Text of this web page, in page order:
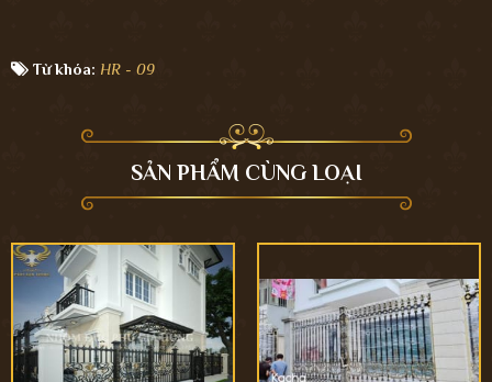
Từ khóa: HR - 09
SẢN PHẨM CÙNG LOẠI